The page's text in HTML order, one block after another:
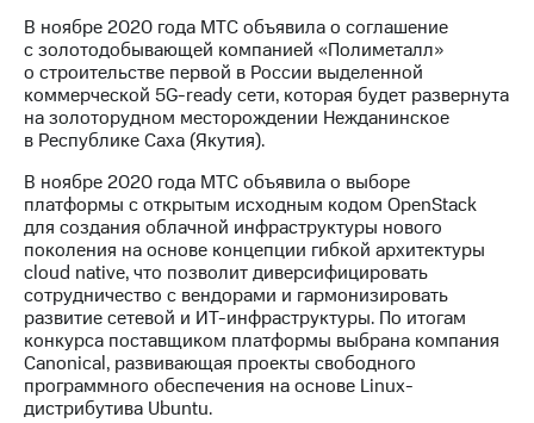
В ноябре 2020 года МТС объявила о соглашение
с золотодобывающей компанией «Полиметалл»
о строительстве первой в России выделенной
коммерческой 5G-ready сети, которая будет развернута
на золоторудном месторождении Нежданинское
в Республике Саха (Якутия).
В ноябре 2020 года МТС объявила о выборе
платформы с открытым исходным кодом OpenStack
для создания облачной инфраструктуры нового
поколения на основе концепции гибкой архитектуры
cloud native, что позволит диверсифицировать
сотрудничество с вендорами и гармонизировать
развитие сетевой и ИТ-инфраструктуры. По итогам
конкурса поставщиком платформы выбрана компания
Canonical, развивающая проекты свободного
программного обеспечения на основе Linux-
дистрибутива Ubuntu.